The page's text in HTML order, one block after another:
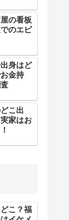
の看板
のエピ
身はど
金持
こ出
家はお
こ？福